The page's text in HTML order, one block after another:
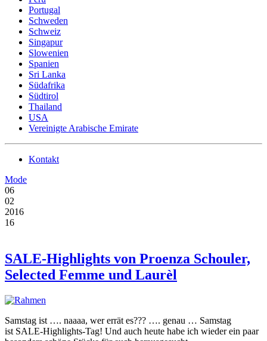
Portugal
Schweden
Schweiz
Singapur
Slowenien
Spanien
Sri Lanka
Südafrika
Südtirol
Thailand
USA
Vereinigte Arabische Emirate
Kontakt
Mode
06
02
2016
16
SALE-Highlights von Proenza Schouler,
Selected Femme und Laurèl
Samstag ist …. naaaa, wer errät es??? …. genau … Samstag
ist SALE-Highlights-Tag! Und auch heute habe ich wieder ein paar